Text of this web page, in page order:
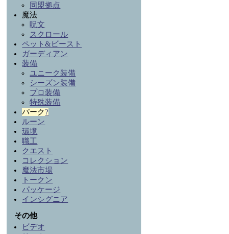
同盟拠点
魔法
呪文
スクロール
ペット&ビースト
ガーディアン
装備
ユニーク装備
シーズン装備
プロ装備
特殊装備
パーク?
ルーン
環境
職工
クエスト
コレクション
魔法市場
トークン
パッケージ
インシグニア
その他
ビデオ